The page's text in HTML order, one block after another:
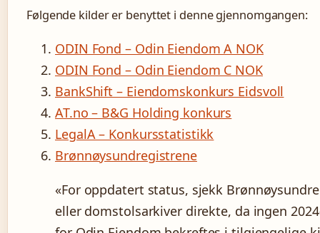
Følgende kilder er benyttet i denne gjennomgangen:
ODIN Fond – Odin Eiendom A NOK
ODIN Fond – Odin Eiendom C NOK
BankShift – Eiendomskonkurs Eidsvoll
AT.no – B&G Holding konkurs
LegalA – Konkursstatistikk
Brønnøysundregistrene
«For oppdatert status, sjekk
eller domstolsarkiver direkte, da ingen